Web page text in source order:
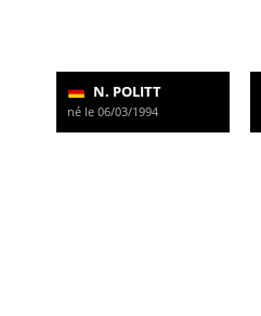
N. POLITT
né le 06/03/1994